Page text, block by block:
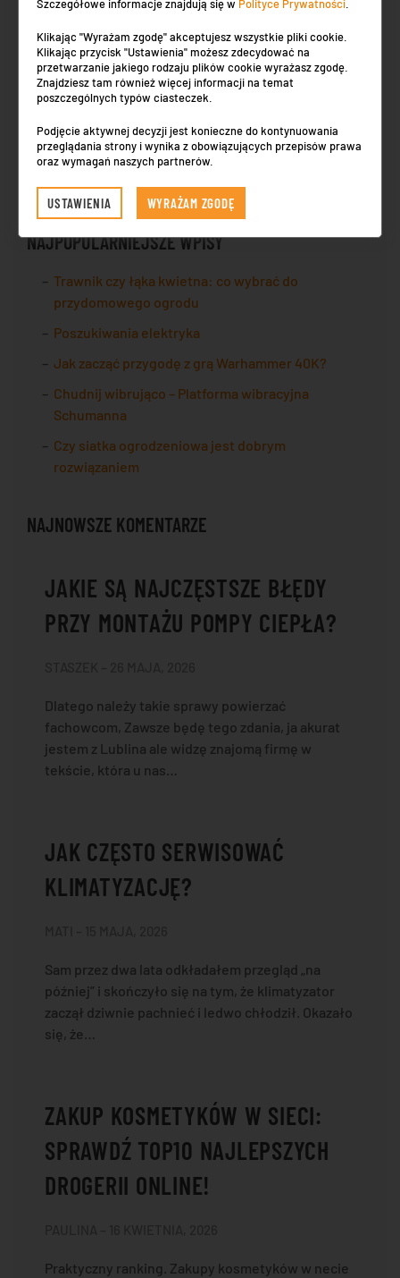
Skup aut, sprzedaż, czy złomowanie: co wybrać w
Zakup kosmetyków w sieci: sprawdź TOP10
najlepszych drogerii online!
Jak kształtuje się rynek nieruchomości w Krakowie
w 2026 roku?
Ile cm ma cal? Prosty sposób na przeliczanie
jednostek
NAJPOPULARNIEJSZE WPISY
Trawnik czy łąka kwietna: co wybrać do
przydomowego ogrodu
Poszukiwania elektryka
Jak zacząć przygodę z grą Warhammer 40K?
Chudnij wibrująco – Platforma wibracyjna
Schumanna
Czy siatka ogrodzeniowa jest dobrym
rozwiązaniem
NAJNOWSZE KOMENTARZE
JAKIE SĄ NAJCZĘSTSZE BŁĘDY
PRZY MONTAŻU POMPY CIEPŁA?
Dlatego należy takie sprawy powierzać
fachowcom, Zawsze będę tego zdania, ja akurat
jestem z Lublina ale widzę znajomą firmę w
tekście, która u nas…
JAK CZĘSTO SERWISOWAĆ
KLIMATYZACJĘ?
Sam przez dwa lata odkładałem przegląd „na
później” i skończyło się na tym, że klimatyzator
zaczął dziwnie pachnieć i ledwo chłodził. Okazało
się, że…
ZAKUP KOSMETYKÓW W SIECI:
SPRAWDŹ TOP10 NAJLEPSZYCH
DROGERII ONLINE!
Praktyczny ranking. Zakupy kosmetyków w necie
Szczegółowe informacje znajdują się w Polityce Prywatności
Klikając "Wyrażam zgodę" akceptujesz wszystkie pliki cookie.
Klikając przycisk "Ustawienia" możesz zdecydować na
przetwarzanie jakiego rodzaju plików cookie wyrażasz zgodę.
Znajdziesz tam również więcej informacji na temat
poszczególnych typów ciasteczek.
Podjęcie aktywnej decyzji jest konieczne do kontynuowania
przeglądania strony i wynika z obowiązujących przepisów prawa
oraz wymagań naszych partnerów.
USTAWIENIA WYRAŻAM ZGODĘ